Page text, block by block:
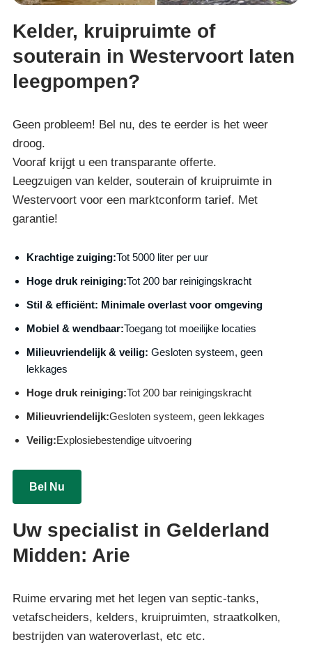
Kelder, kruipruimte of
souterain in Westervoort laten
leegpompen?
Geen probleem! Bel nu, des te eerder is het weer
droog.
Vooraf krijgt u een transparante offerte.
Leegzuigen van kelder, souterain of kruipruimte in
Westervoort voor een marktconform tarief. Met
garantie!
Krachtige zuiging:Tot 5000 liter per uur
Hoge druk reiniging:Tot 200 bar reinigingskracht
Stil & efficiënt: Minimale overlast voor omgeving
Mobiel & wendbaar:Toegang tot moeilijke locaties
Milieuvriendelijk & veilig: Gesloten systeem, geen
lekkages
Hoge druk reiniging:Tot 200 bar reinigingskracht
Milieuvriendelijk:Gesloten systeem, geen lekkages
Veilig:Explosiebestendige uitvoering
Bel Nu
Uw specialist in Gelderland
Midden: Arie
Ruime ervaring met het legen van septic-tanks,
vetafscheiders, kelders, kruipruimten, straatkolken,
bestrijden van wateroverlast, etc etc.